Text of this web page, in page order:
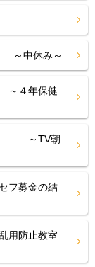
休み～
～４年保健
～TV朝
募金の結
防止教室